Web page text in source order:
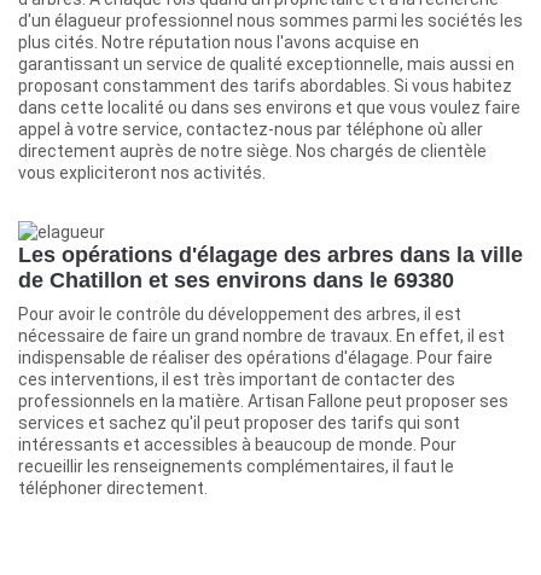
d'un élagueur professionnel nous sommes parmi les sociétés les
plus cités. Notre réputation nous l'avons acquise en
garantissant un service de qualité exceptionnelle, mais aussi en
proposant constamment des tarifs abordables. Si vous habitez
dans cette localité ou dans ses environs et que vous voulez faire
appel à votre service, contactez-nous par téléphone où aller
directement auprès de notre siège. Nos chargés de clientèle
vous expliciteront nos activités.
Les opérations d'élagage des arbres dans la ville
de Chatillon et ses environs dans le 69380
Pour avoir le contrôle du développement des arbres, il est
nécessaire de faire un grand nombre de travaux. En effet, il est
indispensable de réaliser des opérations d'élagage. Pour faire
ces interventions, il est très important de contacter des
professionnels en la matière. Artisan Fallone peut proposer ses
services et sachez qu'il peut proposer des tarifs qui sont
intéressants et accessibles à beaucoup de monde. Pour
recueillir les renseignements complémentaires, il faut le
téléphoner directement.